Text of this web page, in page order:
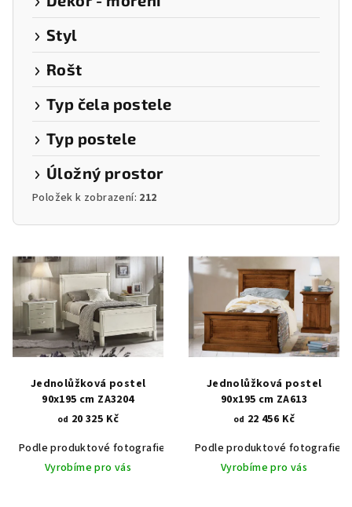
Styl
Rošt
Typ čela postele
Typ postele
Úložný prostor
Položek k zobrazení: 212
ý
p
s
p
Jednolůžková postel
90x195 cm ZA3204
od 20 325 Kč
Podle produktové fotografie
Bílá Bílá s patinou BT9001-A6
Vyrobíme pro vás
Jednolůžková postel
90x195 cm ZA613
od 22 456 Kč
Podle produktové fotografie
Vyrobíme pro vás